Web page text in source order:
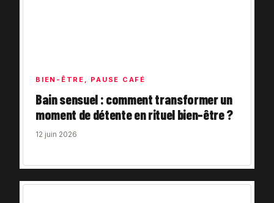
BIEN-ÊTRE , PAUSE CAFÉ
Bain sensuel : comment transformer un
moment de détente en rituel bien-être ?
12 juin 2026